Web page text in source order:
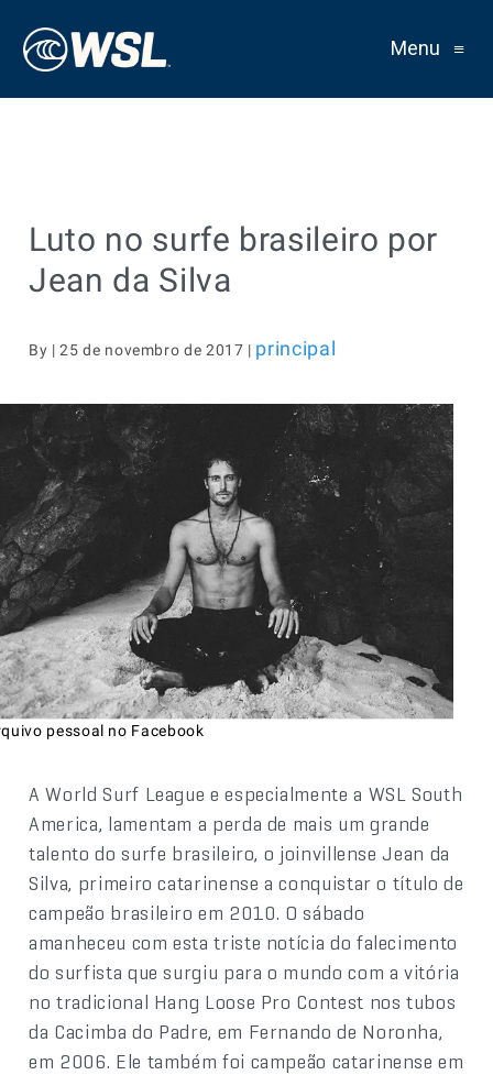
Menu ≡
Luto no surfe brasileiro por
Jean da Silva
By | 25 de novembro de 2017 | principal
pessoal no Facebook
A World Surf League e especialmente a WSL South
America, lamentam a perda de mais um grande
talento do surfe brasileiro, o joinvillense Jean da
Silva, primeiro catarinense a conquistar o título de
campeão brasileiro em 2010. O sábado
amanheceu com esta triste notícia do falecimento
do surfista que surgiu para o mundo com a vitória
no tradicional Hang Loose Pro Contest nos tubos
da Cacimba do Padre, em Fernando de Noronha,
em 2006. Ele também foi campeão catarinense em